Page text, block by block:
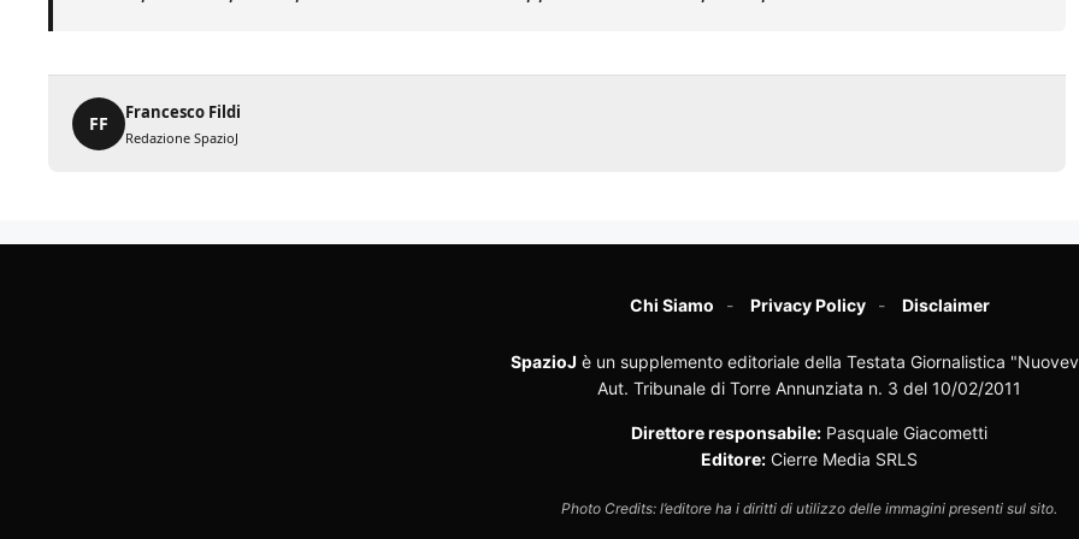
FF
Francesco Fildi
Redazione SpazioJ
Chi Siamo Privacy Policy Disclaimer
SpazioJ è un supplemento editoriale della Testata Giornalistica
Aut. Tribunale di Torre Annunziata n. 3 del 10/02/2011
Direttore responsabile: Pasquale Giacometti
Editore: Cierre Media SRLS
Photo Credits: l’editore ha i diritti di utilizzo delle immagini presenti sul sito.